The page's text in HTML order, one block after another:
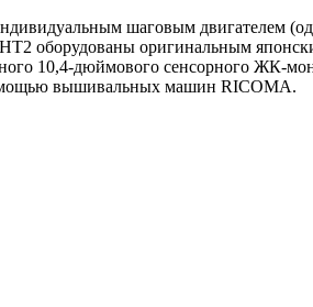
шаговым двигателем
оборудованы оригинальным
10,4-дюймового сенсорного ЖК-
вышивальных машин RICOMA.